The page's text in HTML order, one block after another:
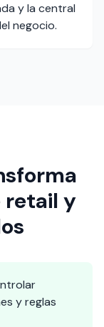
y la central
negocio.
retail y
y reglas